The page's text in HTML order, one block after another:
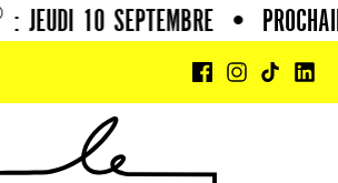
JEUDI 10 SEPTEMBRE •